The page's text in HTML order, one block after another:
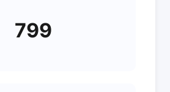
799